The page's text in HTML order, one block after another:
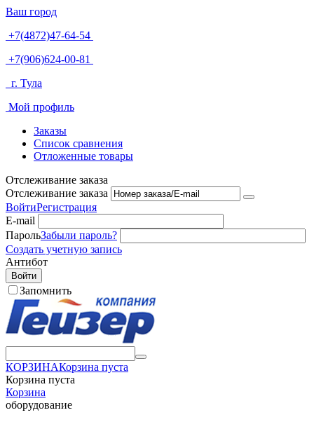
Ваш город
+7(4872)47-64-54
+7(906)624-00-81
г. Тула
Мой профиль
Заказы
Список сравнения
Отложенные товары
Отслеживание заказа
Отслеживание заказа
ВойтиРегистрация
E-mail
ПарольЗабыли пароль?
Создать учетную запись
Антибот
Войти
Запомнить
КОРЗИНАКорзина пуста
Корзина пуста
Корзина
оборудование